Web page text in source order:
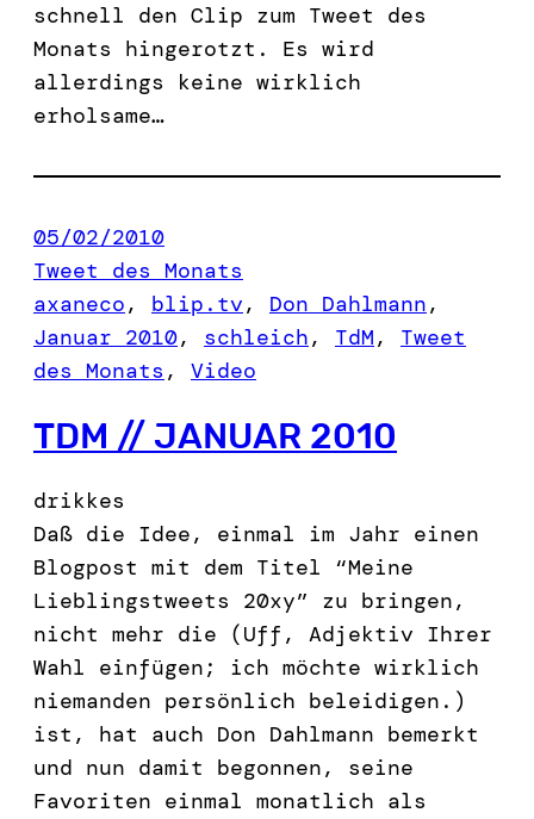
schnell den Clip zum Tweet des
Monats hingerotzt. Es wird
allerdings keine wirklich
erholsame…
05/02/2010
Tweet des Monats
axaneco, blip.tv, Don Dahlmann
Januar 2010, schleich, TdM, Tweet
des Monats , Video
TDM // JANUAR 2010
drikkes
Daß die Idee, einmal im Jahr einen
Blogpost mit dem Titel “Meine
Lieblingstweets 20xy” zu bringen,
nicht mehr die (Uff, Adjektiv Ihrer
Wahl einfügen; ich möchte wirklich
niemanden persönlich beleidigen.)
ist, hat auch Don Dahlmann bemerkt
und nun damit begonnen, seine
Favoriten einmal monatlich als